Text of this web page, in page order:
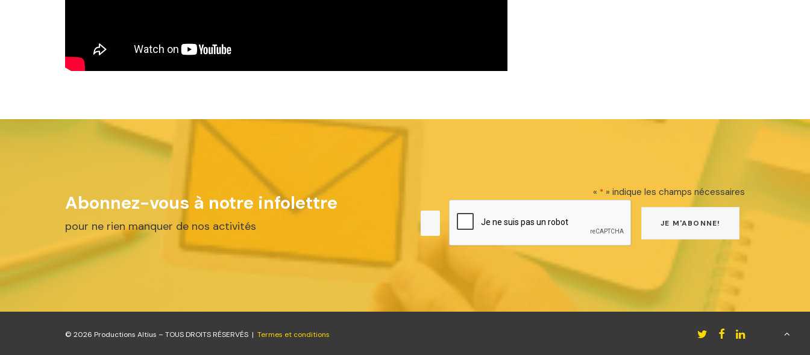
Abonnez-vous à notre infolettre
pour ne rien manquer de nos activités
« * » indique les champs nécessaires
© 2026 Productions Altius – TOUS DROITS RÉSERVÉS | Termes et conditions